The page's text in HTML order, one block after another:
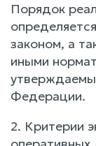
Порядок
законом, а
иными
Федерации.
2. Критерии